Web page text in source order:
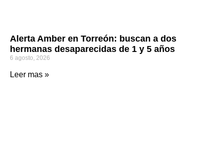
Alerta Amber en Torreón: buscan a dos
hermanas desaparecidas de 1 y 5 años
6 agosto, 2026
Leer mas »